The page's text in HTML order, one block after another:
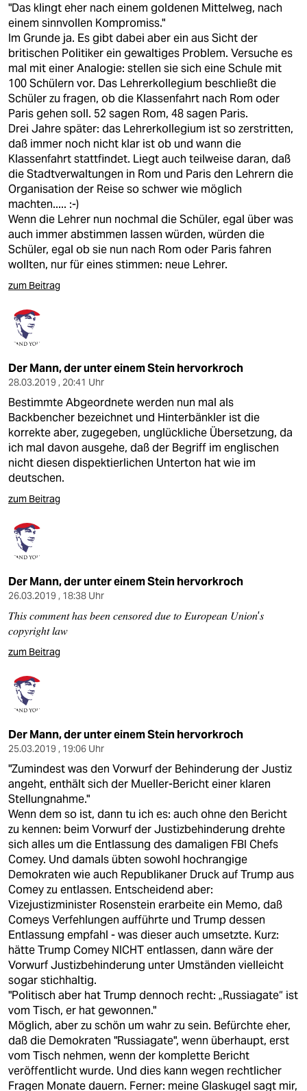
"Das klingt eher nach einem goldenen Mittelweg, nach
einem sinnvollen Kompromiss."
Im Grunde ja. Es gibt dabei aber ein aus Sicht der
britischen Politiker ein gewaltiges Problem. Versuche es
mal mit einer Analogie: stellen sie sich eine Schule mit
100 Schülern vor. Das Lehrerkollegium beschließt die
Schüler zu fragen, ob die Klassenfahrt nach Rom oder
Paris gehen soll. 52 sagen Rom, 48 sagen Paris.
Drei Jahre später: das Lehrerkollegium ist so zerstritten,
daß immer noch nicht klar ist ob und wann die
Klassenfahrt stattfindet. Liegt auch teilweise daran, daß
die Stadtverwaltungen in Rom und Paris den Lehrern die
Organisation der Reise so schwer wie möglich
machten..... :-)
Wenn die Lehrer nun nochmal die Schüler, egal über was
auch immer abstimmen lassen würden, würden die
Schüler, egal ob sie nun nach Rom oder Paris fahren
wollten, nur für eines stimmen: neue Lehrer.
zum Beitrag
Der Mann, der unter einem Stein hervorkroch
28.03.2019 , 20:41 Uhr
Bestimmte Abgeordnete werden nun mal als
Backbencher bezeichnet und Hinterbänkler ist die
korrekte aber, zugegeben, unglückliche Übersetzung, da
ich mal davon ausgehe, daß der Begriff im englischen
nicht diesen dispektierlichen Unterton hat wie im
deutschen.
zum Beitrag
Der Mann, der unter einem Stein hervorkroch
26.03.2019 , 18:38 Uhr
𝑇ℎ𝑖𝑠 𝑐𝑜𝑚𝑚𝑒𝑛𝑡 ℎ𝑎𝑠 𝑏𝑒𝑒𝑛 𝑐𝑒𝑛𝑠𝑜𝑟𝑒𝑑 𝑑𝑢𝑒 𝑡𝑜 𝐸𝑢𝑟𝑜𝑝𝑒𝑎𝑛 𝑈𝑛𝑖𝑜𝑛’𝑠
𝑐𝑜𝑝𝑦𝑟𝑖𝑔ℎ𝑡 𝑙𝑎𝑤
zum Beitrag
Der Mann, der unter einem Stein hervorkroch
25.03.2019 , 19:06 Uhr
"Zumindest was den Vorwurf der Behinderung der Justiz
angeht, enthält sich der Mueller-Bericht einer klaren
Stellungnahme."
Wenn dem so ist, dann tu ich es: auch ohne den Bericht
zu kennen: beim Vorwurf der Justizbehinderung drehte
sich alles um die Entlassung des damaligen FBI Chefs
Comey. Und damals übten sowohl hochrangige
Demokraten wie auch Republikaner Druck auf Trump aus
Comey zu entlassen. Entscheidend aber:
Vizejustizminister Rosenstein erarbeite ein Memo, daß
Comeys Verfehlungen aufführte und Trump dessen
Entlassung empfahl - was dieser auch umsetzte. Kurz:
hätte Trump Comey NICHT entlassen, dann wäre der
Vorwurf Justizbehinderung unter Umständen vielleicht
sogar stichhaltig.
"Politisch aber hat Trump dennoch recht: „Russiagate“ ist
vom Tisch, er hat gewonnen."
Möglich, aber zu schön um wahr zu sein. Befürchte eher,
daß die Demokraten "Russiagate", wenn überhaupt, erst
vom Tisch nehmen, wenn der komplette Bericht
veröffentlicht wurde. Und dies kann wegen rechtlicher
Fragen Monate dauern. Ferner: meine Glaskugel sagt mir,